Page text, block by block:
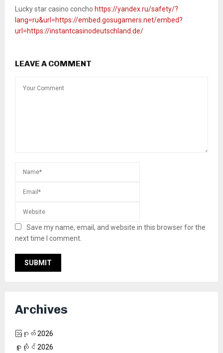
Lucky star casino concho https://yandex.ru/safety/?
lang=ru&url=https://embed.gosugamers.net/embed?
url=https://instantcasinodeutschland.de/
LEAVE A COMMENT
Save my name, email, and website in this browser for the
next time I comment.
Archives
ဩဂုတ် 2026
ဇူလိုင် 2026